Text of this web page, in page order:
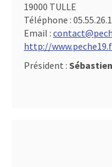
19000 TULLE
Téléphone :
Email :
http://
Président :